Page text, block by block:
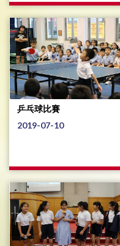
乒乓球比賽
2019-07-10